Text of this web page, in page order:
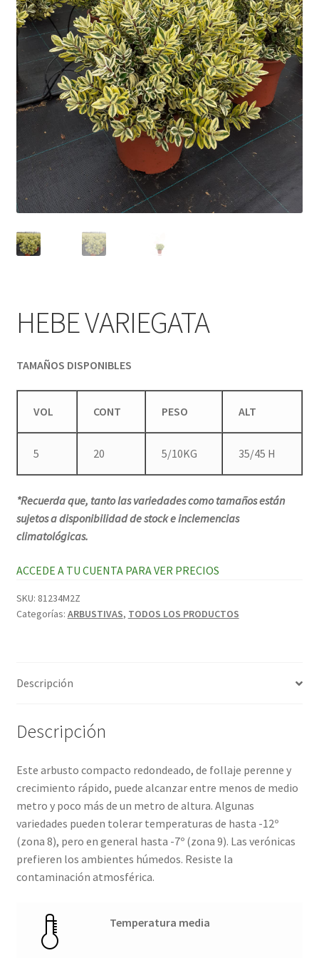
HEBE VARIEGATA
TAMAÑOS DISPONIBLES
VOL CONT PESO ALT
5 20 5/10KG 35/45 H
*Recuerda que, tanto las variedades como tamaños están
sujetos a disponibilidad de stock e inclemencias
climatológicas.
ACCEDE A TU CUENTA PARA VER PRECIOS
SKU: 81234M2Z
Categorías: ARBUSTIVAS, TODOS LOS PRODUCTOS
Descripción
Descripción
Este arbusto compacto redondeado, de follaje perenne y
crecimiento rápido, puede alcanzar entre menos de medio
metro y poco más de un metro de altura. Algunas
variedades pueden tolerar temperaturas de hasta -12º
(zona 8), pero en general hasta -7º (zona 9). Las verónicas
prefieren los ambientes húmedos. Resiste la
contaminación atmosférica.
Temperatura media